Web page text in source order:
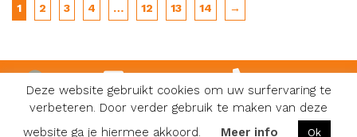
1 2 3 4 … 12 13 14 →
Facebook
Algemene voorwaarden| Privacy & Cookies| Website:
Deze website gebruikt cookies om uw surfervaring te
verbeteren. Door verder gebruik te maken van deze
website ga je hiermee akkoord.
Meer info Ok